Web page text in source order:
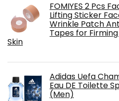
FOMIYES 2 Pcs
Lifting Sticker
Wrinkle Patch
Tapes for
Skin
Adidas Uefa
Eau DE Toilette
(Men)